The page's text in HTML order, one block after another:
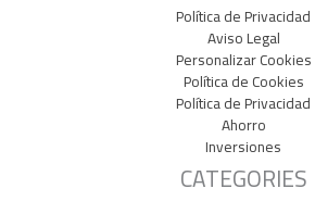
Política de Privacidad
Aviso Legal
Personalizar Cookies
Política de Cookies
Política de Privacidad
Ahorro
Inversiones
CATEGORIES